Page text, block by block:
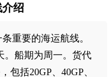
绍
重要的海运航线。
。船期为周一。货代
包括20GP、40GP、